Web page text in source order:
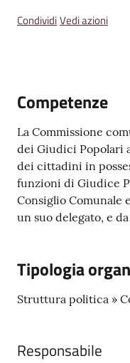
b
t
r
i
o
o
n
l
n
e
argomenti...
CondividiVedi azioni
Competenze
La Commissione
dei Giudici Popolari
dei cittadini in
funzioni di Giudice
Consiglio Comunale
un suo delegato, e
Tipologia
Struttura politica »
Responsabile